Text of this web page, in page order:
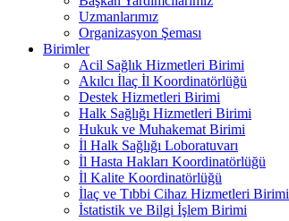
Uzmanlarımız
Organizasyon Şeması
Birimler
Acil Sağlık Hizmetleri Birimi
Akılcı İlaç İl Koordinatörlüğü
Destek Hizmetleri Birimi
Halk Sağlığı Hizmetleri Birimi
Hukuk ve Muhakemat Birimi
İl Halk Sağlığı Loboratuvarı
İl Hasta Hakları Koordinatörlüğü
İl Kalite Koordinatörlüğü
İlaç ve Tıbbi Cihaz Hizmetleri Birimi
İstatistik ve Bilgi İşlem Birimi
Uzaktan Erişim Prosedürü
Bilgi Saklama Ortamları Yok Etme Prosedürü
Mal ve Hizmet Alımlarında Bilgi Güvenliği Prosedürü
Erişim Kontrol Prosedürü
Varlıkların Kabul Edilebilir Kullanımı Prosedürü
Temiz Masa-Temiz Ekran Talimatı